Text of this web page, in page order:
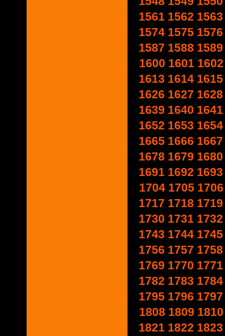
1561 1562 1563
1574 1575 1576
1587 1588 1589
1600 1601 1602
1613 1614 1615
1626 1627 1628
1639 1640 1641
1652 1653 1654
1665 1666 1667
1678 1679 1680
1691 1692 1693
1704 1705 1706
1717 1718 1719
1730 1731 1732
1743 1744 1745
1756 1757 1758
1769 1770 1771
1782 1783 1784
1795 1796 1797
1808 1809 1810
1821 1822 1823